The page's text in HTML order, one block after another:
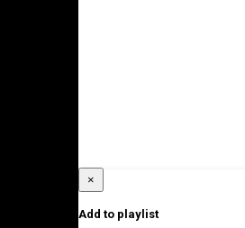
×
Add to playlist